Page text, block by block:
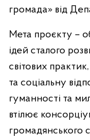
громада» від
Мета проєкту –
ідей сталого
світових
та соціальну
гуманності та
втілює
громадянського